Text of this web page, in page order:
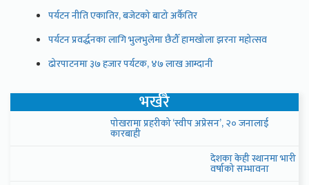
पर्यटन नीति एकातिर, बजेटको बाटो अर्कैतिर
पर्यटन प्रवर्द्धनका लागि भुलभुलेमा छैटौँ हामखोला झरना महोत्सव
ढोरपाटनमा ३७ हजार पर्यटक, ४७ लाख आम्दानी
भर्खरै
पोखरामा प्रहरीको ‘स्वीप अप्रेसन’, २० जनालाई
कारबाही
देशका केही स्थानमा भारी
वर्षाको सम्भावना